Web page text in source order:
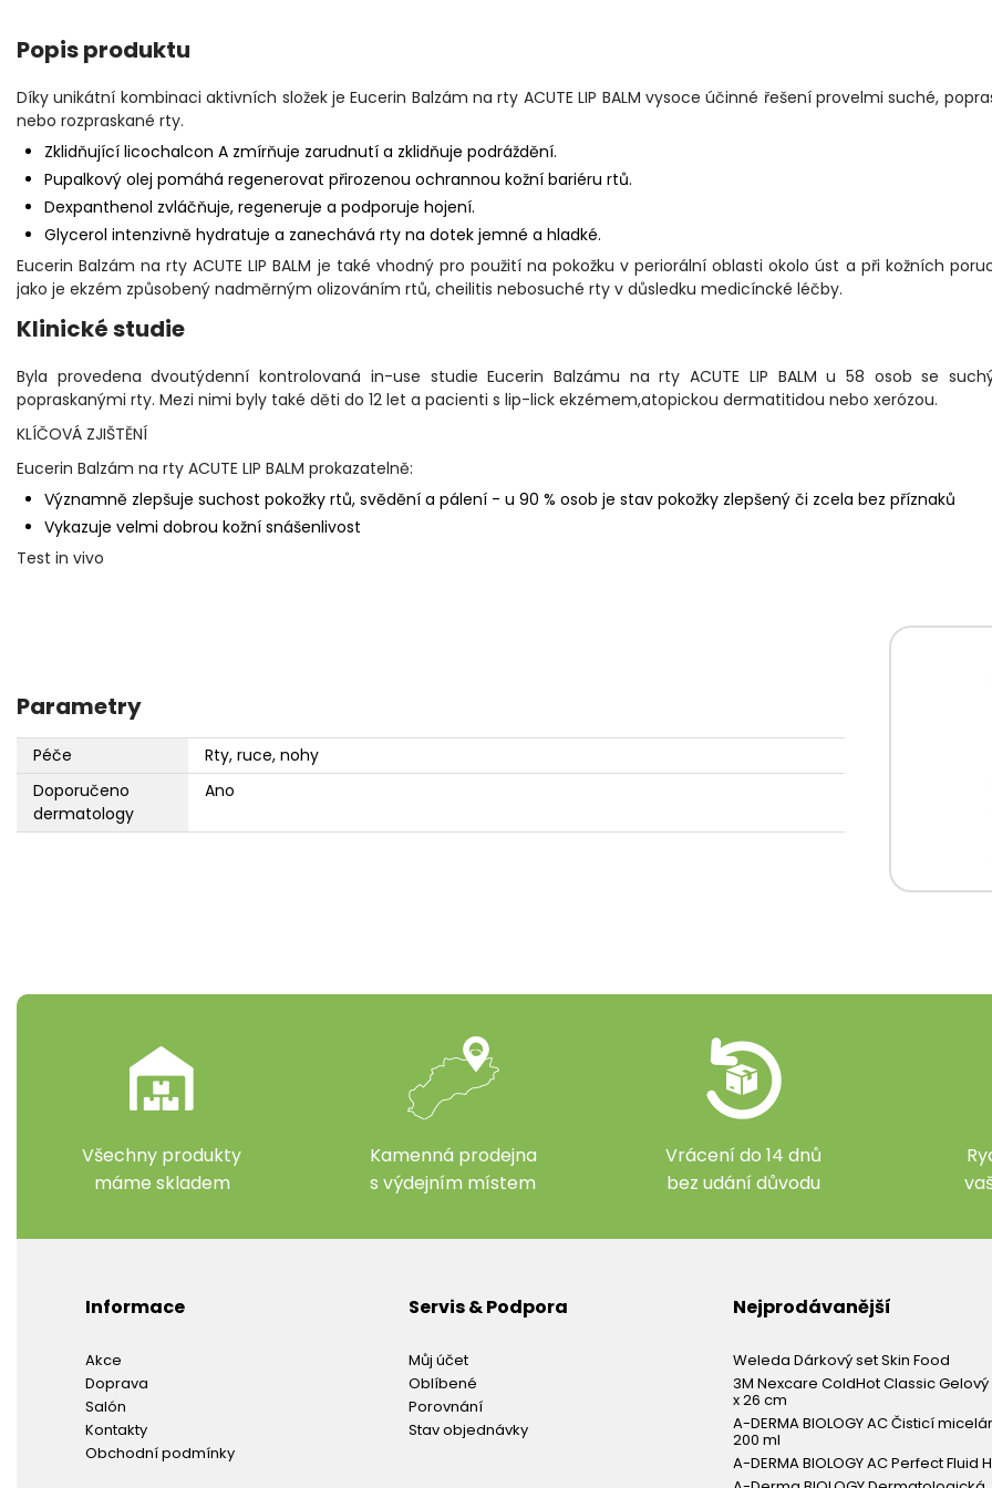
Popis produktu
Díky unikátní kombinaci aktivních složek je Eucerin Balzám na rty ACUTE LIP BALM vysoce účinné řešení provelmi suché,
nebo rozpraskané rty.
Zklidňující licochalcon A zmírňuje zarudnutí a zklidňuje podráždění.
Pupalkový olej pomáhá regenerovat přirozenou ochrannou kožní bariéru rtů.
Dexpanthenol zvláčňuje, regeneruje a podporuje hojení.
Glycerol intenzivně hydratuje a zanechává rty na dotek jemné a hladké.
Eucerin Balzám na rty ACUTE LIP BALM je také vhodný pro použití na pokožku v periorální oblasti okolo úst a při kožních
jako je ekzém způsobený nadměrným olizováním rtů, cheilitis nebosuché rty v důsledku medicíncké léčby.
Klinické studie
Byla provedena dvoutýdenní kontrolovaná in-use studie Eucerin Balzámu na rty ACUTE LIP BALM u 58 osob se
popraskanými rty. Mezi nimi byly také děti do 12 let a pacienti s lip-lick ekzémem,atopickou dermatitidou nebo xerózou.
KLÍČOVÁ ZJIŠTĚNÍ
Eucerin Balzám na rty ACUTE LIP BALM prokazatelně:
Významně zlepšuje suchost pokožky rtů, svědění a pálení - u 90 % osob je stav pokožky zlepšený či zcela bez příznaků
Vykazuje velmi dobrou kožní snášenlivost
Test in vivo
Parametry
Péče
Rty, ruce, nohy
Doporučeno
dermatology
Ano
Všechny produkty
máme skladem
Kamenná prodejna
s výdejním místem
Vrácení do 14 dnů
bez udání důvodu
Informace
Akce
Doprava
Salón
Kontakty
Obchodní podmínky
Servis & Podpora
Můj účet
Oblíbené
Porovnání
Stav objednávky
Nejprodávanější
Weleda Dárkový set Skin Food
3M Nexcare ColdHot Classic Gelový
x 26 cm
A-DERMA BIOLOGY AC Čisticí
200 ml
A-DERMA BIOLOGY AC Perfect Fluid